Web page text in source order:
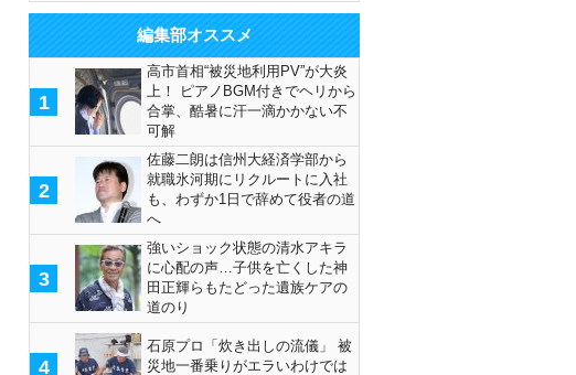
編集部オススメ
1
高市首相“被災地利用PV”が大炎
上！ ピアノBGM付きでヘリから
合掌、酷暑に汗一滴かかない不
可解
2
佐藤二朗は信州大経済学部から
就職氷河期にリクルートに入社
も、わずか1日で辞めて役者の道
へ
3
強いショック状態の清水アキラ
に心配の声…子供を亡くした神
田正輝らもたどった遺族ケアの
道のり
4
石原プロ「炊き出しの流儀」 被
災地一番乗りがエラいわけでは